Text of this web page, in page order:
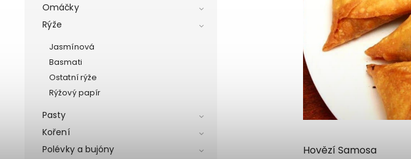
Omáčky
Rýže
Jasmínová
Basmati
Ostatní rýže
Rýžový papír
Pasty
Koření
Polévky a bujóny
Hovězí Samosa